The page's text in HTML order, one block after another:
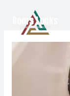
content